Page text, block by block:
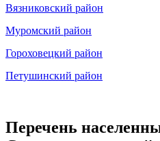
Вязниковский район
Муромский район
Гороховецкий район
Петушинский район
Перечень